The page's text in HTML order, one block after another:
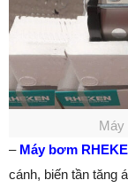
Máy
– Máy bơm
cánh, biến tần tăng